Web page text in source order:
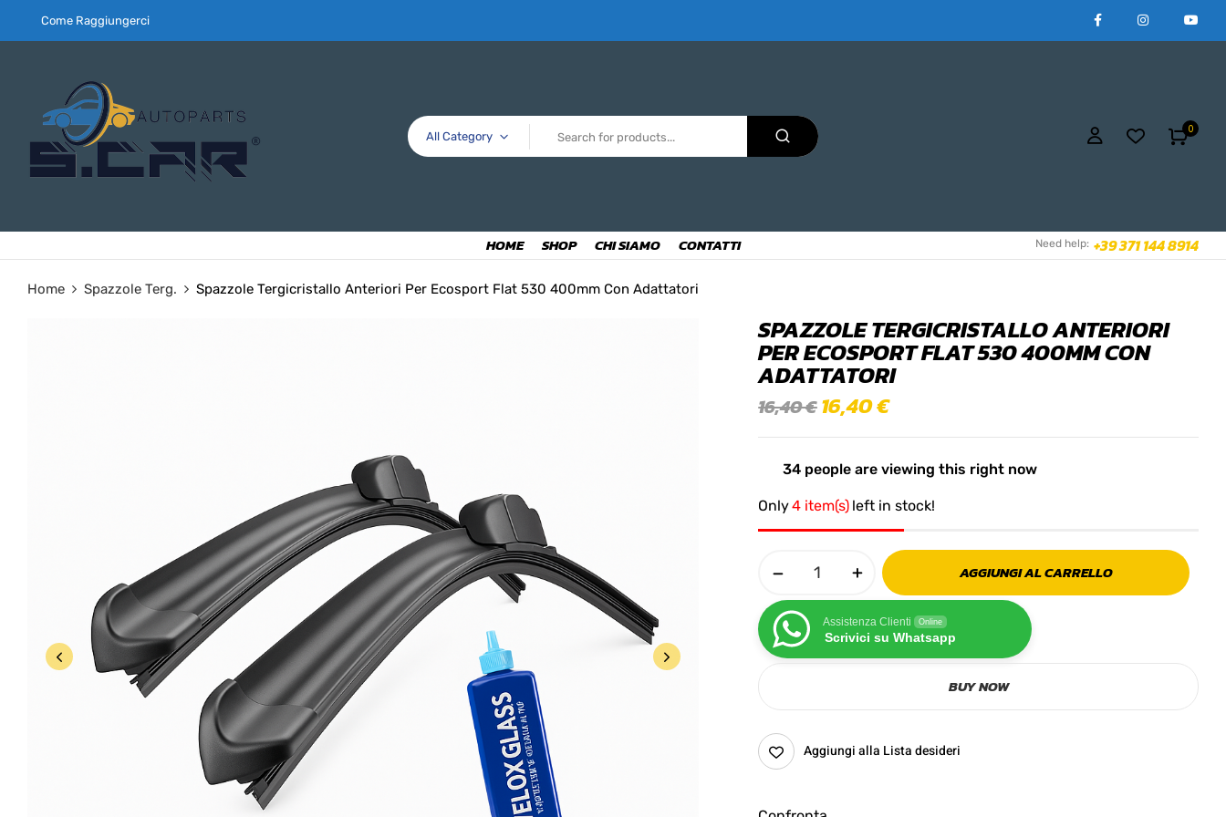
Come Raggiungerci
All Category
0
HOME SHOP CHI SIAMO CONTATTI Need help: +39 371 144 8914
Home Spazzole Terg. Spazzole Tergicristallo Anteriori Per Ecosport Flat 530 400mm Con Adattatori
SPAZZOLE TERGICRISTALLO ANTERIORI
PER ECOSPORT FLAT 530 400MM CON
ADATTATORI
16,40€16,40€
34 people are viewing this right now
Only4 item(s) left in stock!
AGGIUNGI AL CARRELLO
Assistenza Clienti Online
Scrivici su Whatsapp
BUY NOW
Aggiungi alla Lista desideri